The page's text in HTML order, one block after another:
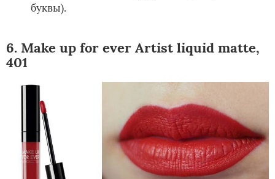
буквы).
6. Make up for ever Artist liquid matte,
401